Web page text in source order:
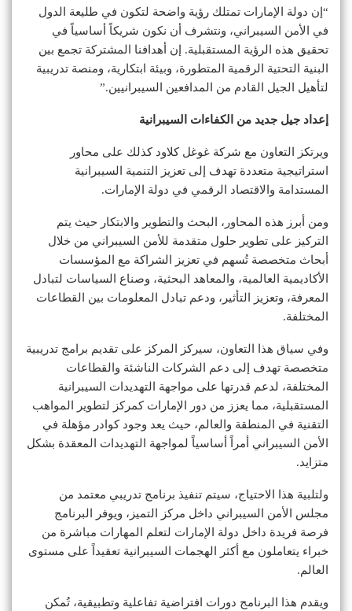
“إن دولة الإمارات تمتلك رؤية واضحة لتكون في طليعة الدول
في الأمن السيبراني، ونتشرف أن نكون شريكاً أساسياً في
تحقيق هذه الرؤية المستقبلية. إن أهدافنا المشتركة تجمع بين
البنية التحتية الرقمية المتطورة، وبيئة ابتكارية، ومنصة تدريبية
لتأهيل الجيل القادم من المدافعين السيبرانيين.”
إعداد جيل جديد من الكفاءات السيبرانية
ويرتكز التعاون مع شركة غوغل كلاود كذلك على محاور
استراتيجية متعددة تهدف إلى تعزيز التنمية السيبرانية
المستدامة والاقتصاد الرقمي في دولة الإمارات.
ومن أبرز هذه المحاور، البحث والتطوير والابتكار حيث يتم
التركيز على تطوير حلول متقدمة للأمن السيبراني من خلال
أبحاث متخصصة تُسهم في تعزيز الشراكة مع المؤسسات
الأكاديمية العالمية، والمعاهد البحثية، وصناع السياسات لتبادل
المعرفة، وتعزيز التأثير، ودعم تبادل المعلومات بين القطاعات
المختلفة.
وفي سياق هذا التعاون، سيركز المركز على تقديم برامج تدريبية
متخصصة تهدف إلى دعم الشركات الناشئة والقطاعات
المختلفة، لدعم قدرتها على مواجهة التهديدات السيبرانية
المستقبلية، مما يعزز من دور الإمارات كمركز لتطوير المواهب
التقنية في المنطقة والعالم، حيث يعد وجود كوادر مؤهلة في
الأمن السيبراني أمراً أساسياً لمواجهة التهديدات المعقدة بشكل
متزايد.
ولتلبية هذا الاحتياج، سيتم تنفيذ برنامج تدريبي معتمد من
مجلس الأمن السيبراني داخل مركز التميز، ويوفر البرنامج
فرصة فريدة داخل دولة الإمارات لتعلم المهارات مباشرة من
خبراء يتعاملون مع أكثر الهجمات السيبرانية تعقيداً على مستوى
العالم.
ويقدم هذا البرنامج دورات افتراضية تفاعلية وتطبيقية، تُمكن